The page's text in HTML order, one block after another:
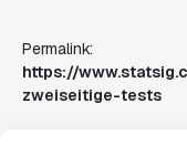
Permalink:
https://
zweiseitige-tests